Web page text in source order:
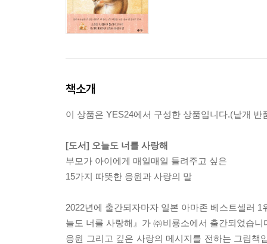
책소개
이 상품은 YES24에서 구성한 상품입니다.(낱개 반
[도서] 오늘도 너를 사랑해
부모가 아이에게 매일매일 들려주고 싶은
15가지 따뜻한 응원과 사랑의 말
2022년에 출간되자마자 일본 아마존 베스트셀러
늘도 너를 사랑해』가 ㈜비룡소에서 출간되었습
응원 그리고 깊은 사랑의 메시지를 전하는 그림